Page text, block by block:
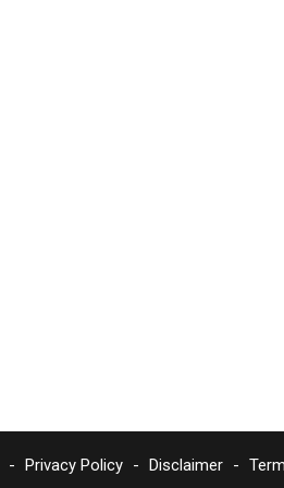
Privacy Policy Disclaimer